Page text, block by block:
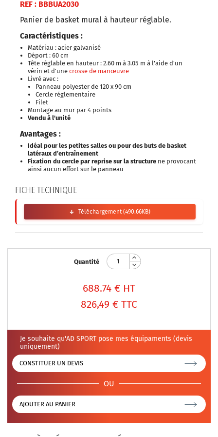
REF : BBBUA2030
Panier de basket mural à hauteur réglable.
Caractéristiques :
Matériau : acier galvanisé
Déport : 60 cm
Tête réglable en hauteur : 2.60 m à 3.05 m à l'aide d'un
vérin et d'une crosse de manœuvre
Livré avec :
Panneau polyester de 120 x 90 cm
Cercle réglementaire
Filet
Montage au mur par 4 points
Vendu à l'unité
Avantages :
Idéal pour les petites salles ou pour des buts de basket
latéraux d’entraînement
Fixation du cercle par reprise sur la structure ne provocant
ainsi aucun effort sur le panneau
FICHE TECHNIQUE
Téléchargement (490.66KB)
Quantité
688.74 € HT
826,49 € TTC
Je souhaite qu'AD SPORT pose mes équipaments (devis
uniquement)
CONSTITUER UN DEVIS
OU
AJOUTER AU PANIER